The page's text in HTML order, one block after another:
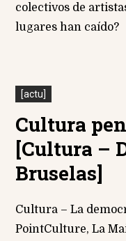
colectivos de
lugares han caído?
[actu]
Cultura
[Cultura –
Bruselas]
Cultura – La
PointCulture, La